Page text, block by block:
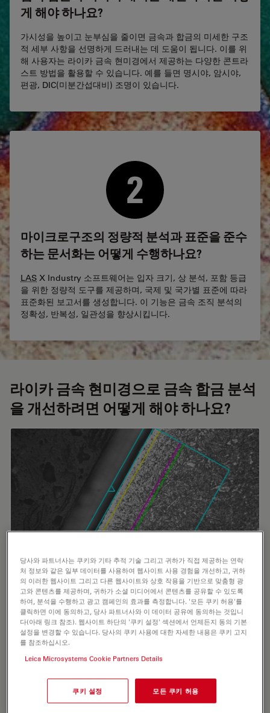
게 해야 하나요?
가시성을 높이고 눈부심을 줄이면 금속과 합금의 미세한 구조
적 세부 사항을 선명하게 드러내는 데 도움이 됩니다. 이를 위
해 사용자는 라이카 금속 현미경에서 제공하는 다양한 콘트라
스트 방법을 활용할 수 있습니다. 예를 들면 명시야, 암시야,
편광, DIC(미분간섭대비) 조명이 있습니다.
마이크로구조의 정량적 분석과 표준을 준수
하는 문서화는 어떻게 수행하나요?
LAS X Industry 소프트웨어는 입자 크기, 상 분석, 포함 등급
을 위한 정량적 도구를 제공하며, 국제 및 국가별 표준에 따라
표준화된 보고서를 생성합니다. 이 기능은 금속 조직 분석의
정확성, 반복성, 일관성을 향상시킵니다.
라이카 금속 현미경으로 금속 합금 분석
을 개선하려면 어떻게 해야 하나요?
세부 사항 시각화
라이카 현미경은 명시야, 암시야, DIC, 사선, 편광 조명 옵션
을 제공하여 반사되는 금속 샘플의 미세한 미세 구조적 세부
당사와 파트너사는 쿠키와 기타 추적 기술 그리고 귀하가 직접 제공하는 연락
처 정보와 같은 일부 데이터를 사용하여 웹사이트 사용 경험을 개선하고, 귀하
의 이러한 웹사이트 그리고 다른 웹사이트와 상호 작용을 기반으로 맞춤형 광
고와 콘텐츠를 제공하며, 귀하가 소셜 미디어에서 콘텐츠를 공유할 수 있도록
하여, 분석을 수행하고 광고 캠페인의 효과를 측정합니다. '모든 쿠키 허용'를
클릭하면 이에 동의하고, 당사 파트너사와 이 데이터 공유에 동의하는 것입니
다(아래 링크 참조). 웹사이트 하단의 '쿠키 설정' 섹션에서 언제든지 동의 기본
설정을 변경할 수 있습니다. 당사의 쿠키 사용에 대한 자세한 내용은 쿠키 고지
를 참조하십시오.
Leica Microsystems Cookie Partners Details
쿠키 설정 모든 쿠키 허용